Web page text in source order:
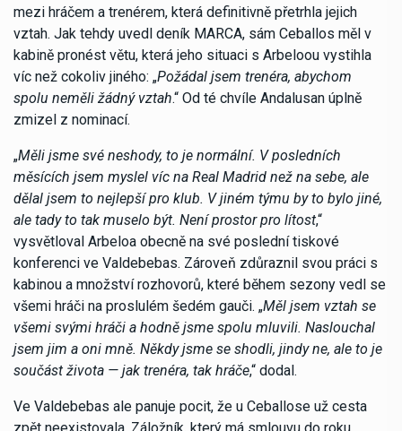
mezi hráčem a trenérem, která definitivně přetrhla jejich
vztah. Jak tehdy uvedl deník MARCA, sám Ceballos měl v
kabině pronést větu, která jeho situaci s Arbeloou vystihla
víc než cokoliv jiného: „Požádal jsem trenéra, abychom
spolu neměli žádný vztah.“ Od té chvíle Andalusan úplně
zmizel z nominací.
„Měli jsme své neshody, to je normální. V posledních
měsících jsem myslel víc na Real Madrid než na sebe, ale
dělal jsem to nejlepší pro klub. V jiném týmu by to bylo jiné,
ale tady to tak muselo být. Není prostor pro lítost,“
vysvětloval Arbeloa obecně na své poslední tiskové
konferenci ve Valdebebas. Zároveň zdůraznil svou práci s
kabinou a množství rozhovorů, které během sezony vedl se
všemi hráči na proslulém šedém gauči. „Měl jsem vztah se
všemi svými hráči a hodně jsme spolu mluvili. Naslouchal
jsem jim a oni mně. Někdy jsme se shodli, jindy ne, ale to je
součást života — jak trenéra, tak hráče,“ dodal.
Ve Valdebebas ale panuje pocit, že u Ceballose už cesta
zpět neexistovala. Záložník, který má smlouvu do roku